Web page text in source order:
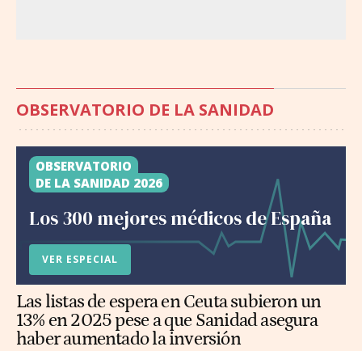
OBSERVATORIO DE LA SANIDAD
OBSERVATORIO
DE LA SANIDAD 2026
Los 300 mejores médicos de España
VER ESPECIAL
Las listas de espera en Ceuta subieron un
13% en 2025 pese a que Sanidad asegura
haber aumentado la inversión